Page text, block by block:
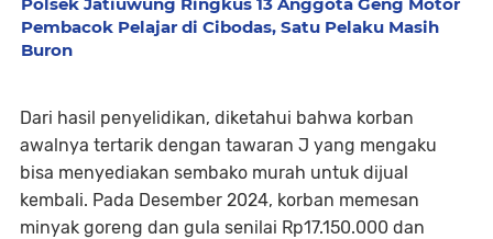
Pembacok Pelajar di Cibodas, Satu Pelaku Masih
Buron
Dari hasil penyelidikan, diketahui bahwa korban
awalnya tertarik dengan tawaran J yang mengaku
bisa menyediakan sembako murah untuk dijual
kembali. Pada Desember 2024, korban memesan
minyak goreng dan gula senilai Rp17.150.000 dan